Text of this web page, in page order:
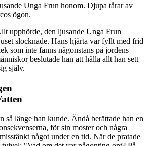
Unga Frun honom. Djupa tårar av
ögon.
upphörde, den ljusande Unga Frun
slocknade. Hans hjärta var fyllt med frid
som inte fanns någonstans på jordens
beslutade han att hålla allt han sett
själv.
så länge han kunde. Ändå berättade han en
för sin moster och några
något under en tid. När de pratade